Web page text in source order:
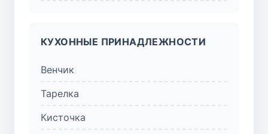
КУХОННЫЕ ПРИНАДЛЕЖНОСТИ
Венчик
Тарелка
Кисточка